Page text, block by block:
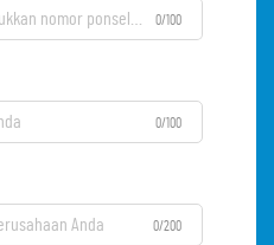
0/100
0/100
0/200